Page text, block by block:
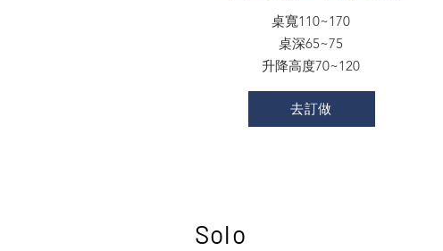
桌寬110~170
桌深65~75
升降高度70~120
去訂做
Solo